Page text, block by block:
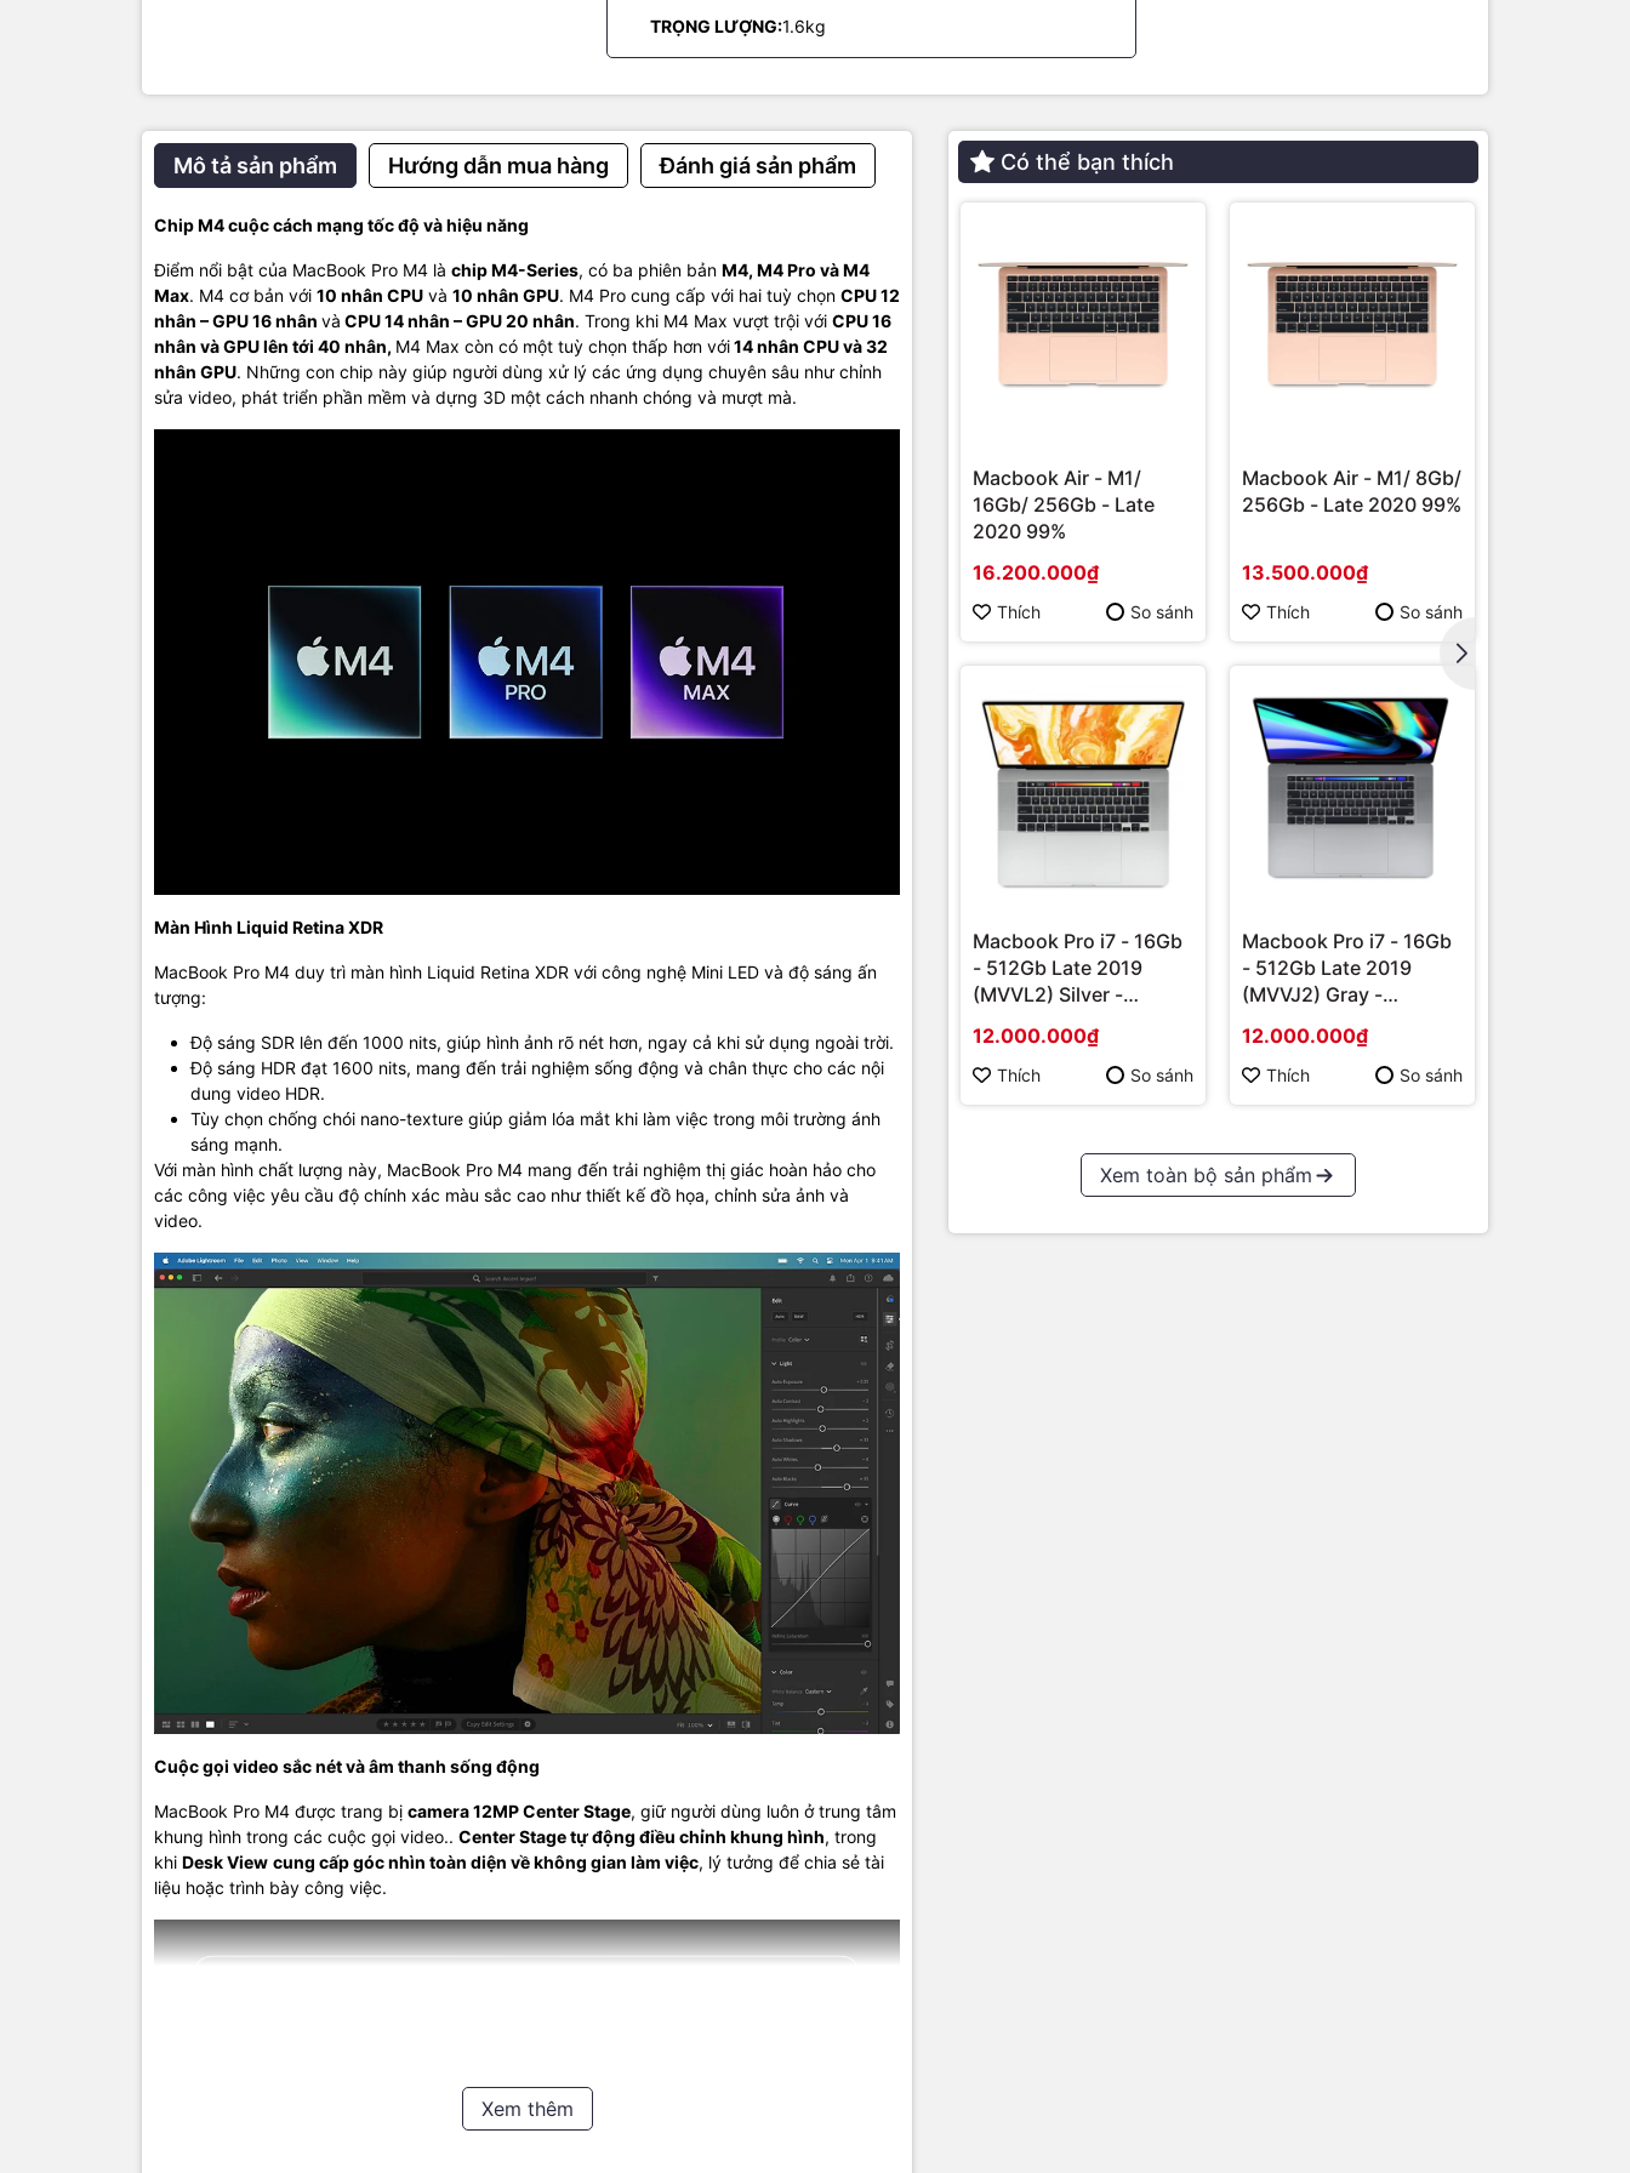
TRỌNG LƯỢNG:1.6kg
Mô tả sản phẩm Hướng dẫn mua hàng Đánh giá sản phẩm
Chip M4 cuộc cách mạng tốc độ và hiệu năng
Điểm nổi bật của MacBook Pro M4 là chip M4-Series, có ba phiên bản M4, M4 Pro và M4
Max. M4 cơ bản với 10 nhân CPU và 10 nhân GPU. M4 Pro cung cấp với hai tuỳ chọn CPU 12
nhân – GPU 16 nhân và CPU 14 nhân – GPU 20 nhân. Trong khi M4 Max vượt trội với CPU 16
nhân và GPU lên tới 40 nhân, M4 Max còn có một tuỳ chọn thấp hơn với14 nhân CPU và 32
nhân GPU. Những con chip này giúp người dùng xử lý các ứng dụng chuyên sâu như chỉnh
sửa video, phát triển phần mềm và dựng 3D một cách nhanh chóng và mượt mà.
Màn Hình Liquid Retina XDR
MacBook Pro M4 duy trì màn hình Liquid Retina XDR với công nghệ Mini LED và độ sáng ấn
tượng:
Độ sáng SDR lên đến 1000 nits, giúp hình ảnh rõ nét hơn, ngay cả khi sử dụng ngoài trời.
Độ sáng HDR đạt 1600 nits, mang đến trải nghiệm sống động và chân thực cho các nội
dung video HDR.
Tùy chọn chống chói nano-texture giúp giảm lóa mắt khi làm việc trong môi trường ánh
sáng mạnh.
Với màn hình chất lượng này, MacBook Pro M4 mang đến trải nghiệm thị giác hoàn hảo cho
các công việc yêu cầu độ chính xác màu sắc cao như thiết kế đồ họa, chỉnh sửa ảnh và
video.
Cuộc gọi video sắc nét và âm thanh sống động
MacBook Pro M4 được trang bị camera 12MP Center Stage, giữ người dùng luôn ở trung tâm
khung hình trong các cuộc gọi video.. Center Stage tự động điều chỉnh khung hình, trong
khi Desk View cung cấp góc nhìn toàn diện về không gian làm việc, lý tưởng để chia sẻ tài
liệu hoặc trình bày công việc.
Xem thêm
Có thể bạn thích
Macbook Air - M1/
16Gb/ 256Gb - Late
2020 99%
16.200.000₫
Thích So sánh
Macbook Air - M1/ 8Gb/
256Gb - Late 2020 99%
13.500.000₫
Thích So sánh
Macbook Pro i7 - 16Gb
- 512Gb Late 2019
(MVVL2) Silver -
12.000.000₫
Thích So sánh
Macbook Pro i7 - 16Gb
- 512Gb Late 2019
(MVVJ2) Gray -
12.000.000₫
Thích So sánh
Xem toàn bộ sản phẩm
, giữ người dùng luôn ở trung
tâm khung hình trong các cuộc gọi video..
trong khi
cung cấp góc nhìn toàn diện về không gian làm việc
, lý tưởng để
chia sẻ tài liệu hoặc trình bày công việc.
Apple intelligence trên MacOS Sequoia
iPhone Mirroring cho phép người dùng tương tác với iPhone trực tiếp trên MacBook, tạo sự
liền mạch khi làm việc.
Safari cải tiến với chế độ Video Viewer, giúp tập trung hơn khi duyệt web.
Distraction Control giúp loại bỏ các yếu tố gây xao nhãng khi làm việc.
Hệ điều hành macOS mới mang đến trải nghiệm đa nhiệm và khả năng tích hợp sâu hơn với
các thiết bị Apple, giúp tăng cường hiệu suất làm việc.
Apple Intelligence tận dụng khả năng học máy của chip M4 để thích ứng với sở thích người
dùng, cung cấp các thông tin kịp thời và tự động hóa các tác vụ thường xuyên. Điều này
giúp người dùng tập trung vào những gì quan trọng nhất, biến MacBook Pro M4 thành một
công cụ đáng giá cho các chuyên gia mong muốn tối ưu hóa quy trình làm việc
MacBook Pro M4 trang bị